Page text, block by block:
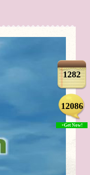
1282
12086
+Get Now!